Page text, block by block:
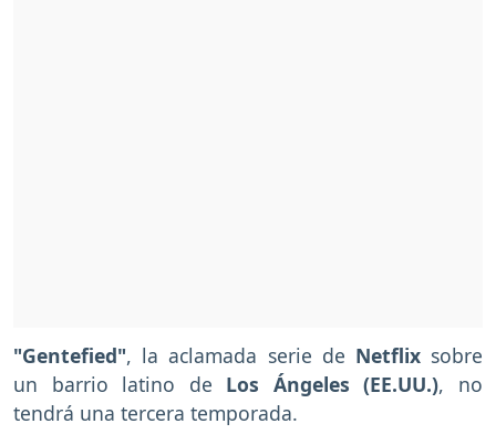
"Gentefied", la aclamada serie de Netflixsobre
un barrio latino de Los Ángeles (EE.UU.), no
tendrá una tercera temporada.